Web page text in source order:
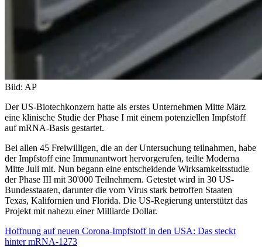
Bild: AP
Der US-Biotechkonzern hatte als erstes Unternehmen Mitte März
eine klinische Studie der Phase I mit einem potenziellen Impfstoff
auf mRNA-Basis gestartet.
Bei allen 45 Freiwilligen, die an der Untersuchung teilnahmen, habe
der Impfstoff eine Immunantwort hervorgerufen, teilte Moderna
Mitte Juli mit. Nun begann eine entscheidende Wirksamkeitsstudie
der Phase III mit 30'000 Teilnehmern. Getestet wird in 30 US-
Bundesstaaten, darunter die vom Virus stark betroffen Staaten
Texas, Kalifornien und Florida. Die US-Regierung unterstützt das
Projekt mit nahezu einer Milliarde Dollar.
Hoffnung auf neuen Corona-Impfstoff in den USA: Das steckt
hinter mRNA-1273